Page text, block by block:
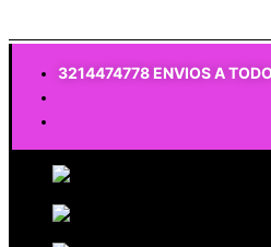
3214474778 ENVIOS A